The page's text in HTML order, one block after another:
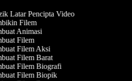
Latar Pencipta Video
Filem
Animasi
Filem
Filem Aksi
Filem Barat
Filem Biografi
Filem Biopik